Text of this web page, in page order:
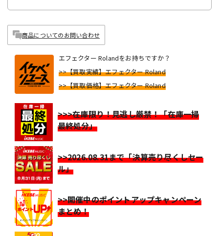
商品についてのお問い合わせ
エフェクター Rolandをお持ちですか？
>>【買取実績】エフェクター Roland
>>【買取価格】エフェクター Roland
>>>在庫限り！見逃し厳禁！「在庫一掃
最終処分」
>>2026.08.31まで「決算売り尽くしセー
ル」
>>開催中のポイントアップキャンペーン
まとめ！